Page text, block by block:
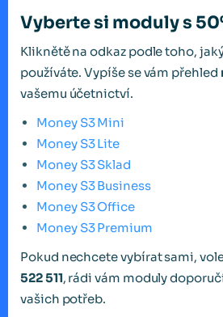
Vyberte si moduly s
Kliknětě na odkaz podle toho,
používáte. Vypíše se vám přehled
vašemu účetnictví.
Money S3 Mini
Money S3 Lite
Money S3 Sklad
Money S3 Business
Money S3 Office
Money S3 Premium
Pokud nechcete vybírat sami,
522 511, rádi vám moduly
vašich potřeb.